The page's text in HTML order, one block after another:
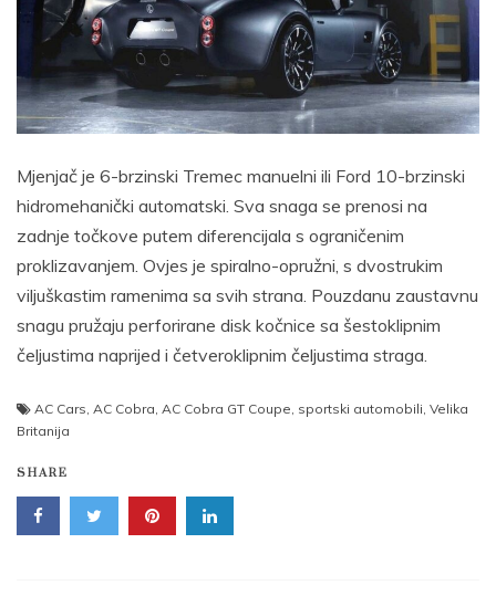
Mjenjač je 6-brzinski Tremec manuelni ili Ford 10-brzinski
hidromehanički automatski. Sva snaga se prenosi na
zadnje točkove putem diferencijala s ograničenim
proklizavanjem. Ovjes je spiralno-opružni, s dvostrukim
viljuškastim ramenima sa svih strana. Pouzdanu zaustavnu
snagu pružaju perforirane disk kočnice sa šestoklipnim
čeljustima naprijed i četveroklipnim čeljustima straga.
AC Cars, AC Cobra, AC Cobra GT Coupe, sportski automobili, Velika
Britanija
SHARE